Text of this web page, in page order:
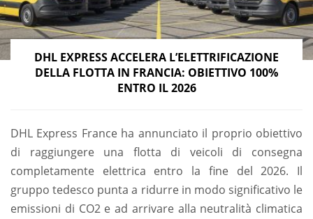
DHL EXPRESS ACCELERA L’ELETTRIFICAZIONE
DELLA FLOTTA IN FRANCIA: OBIETTIVO 100%
ENTRO IL 2026
DHL Express France ha annunciato il proprio obiettivo
di raggiungere una flotta di veicoli di consegna
completamente elettrica entro la fine del 2026. Il
gruppo tedesco punta a ridurre in modo significativo le
emissioni di CO2 e ad arrivare alla neutralità climatica